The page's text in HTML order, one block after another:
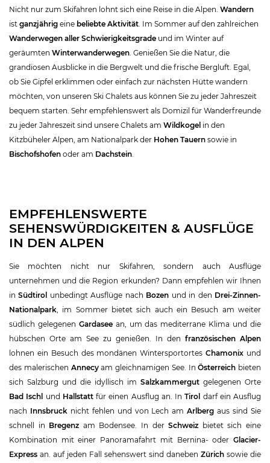
Nicht nur zum Skifahren lohnt sich eine Reise in die Alpen. Wandern
ist ganzjährig eine beliebte Aktivität . Im Sommer auf den zahlreichen
Wanderwegen aller Schwierigkeitsgrade und im Winter auf
geräumten Winterwanderwegen . Genießen Sie die Natur, die
grandiosen Ausblicke in die Bergwelt und die frische Bergluft. Egal,
ob Sie Gipfel erklimmen oder einfach zur nächsten Hütte wandern
möchten, von unseren Ski Chalets aus können Sie zu jeder Jahreszeit
bequem starten. Sehr empfehlenswert als Domizil für Wanderfreunde
zu jeder Jahreszeit sind unsere Chalets am Wildkogel in den
Kitzbüheler Alpen, am Nationalpark der Hohen Tauern sowie in
Bischofshofen oder am Dachstein
EMPFEHLENSWERTE
SEHENSWÜRDIGKEITEN & AUSFLÜGE
IN DEN ALPEN
Sie möchten nicht nur Skifahren, sondern auch Ausflüge
unternehmen und die Region erkunden? Dann empfehlen wir Ihnen
inSüdtirol unbedingt Ausflüge nach Bozen und in den Drei-Zinnen-
Nationalpark , im Sommer bietet sich auch ein Besuch am weiter
südlich gelegenen Gardaseean, um das mediterrane Klima und die
hübschen Orte am See zu genießen. In den französischen Alpen
lohnen ein Besuch des mondänen WintersportortesChamonix und
des malerischen Annecyam gleichnamigen See. InÖsterreich bieten
sich Salzburg und die idyllisch im Salzkammergut gelegenen Orte
Bad Ischl und Hallstattfür einen Ausflug an. InTirol darf ein Ausflug
nach Innsbruck nicht fehlen und von Lech amArlberg aus sind Sie
schnell in Bregenz am Bodensee. In derSchweiz bietet sich eine
Kombination mit einer Panoramafahrt mit Bernina- oder Glacier-
Express an. auf jeden Fall sehenswert sind daneben Zürich sowie die